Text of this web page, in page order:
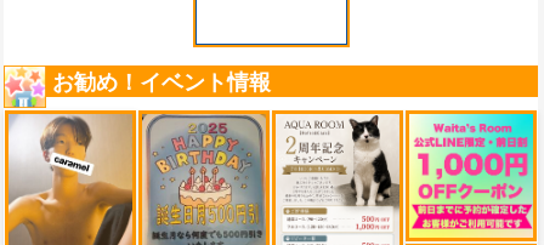
お勧め！イベント情報